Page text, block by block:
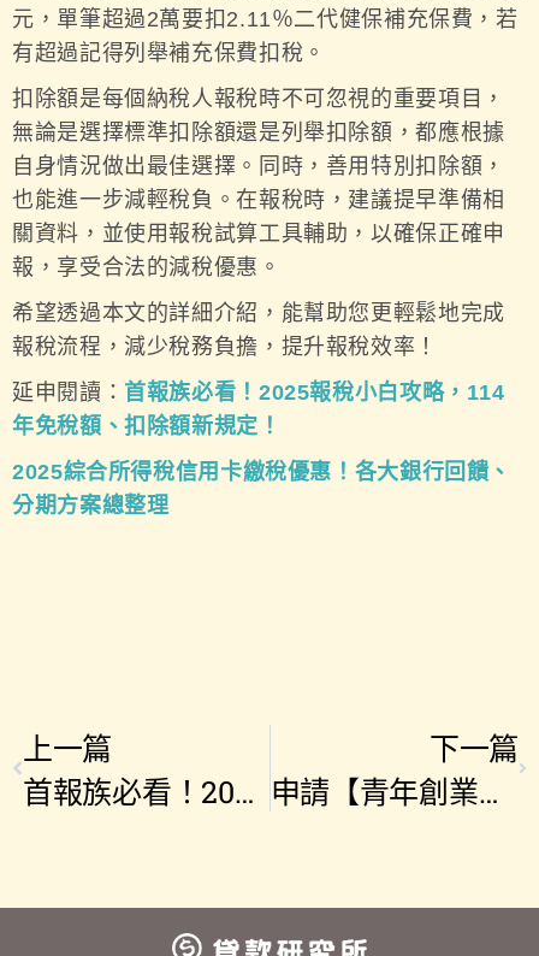
元，單筆超過2萬要扣2.11％二代健保補充保費，若
有超過記得列舉補充保費扣稅。
扣除額是每個納稅人報稅時不可忽視的重要項目，
無論是選擇標準扣除額還是列舉扣除額，都應根據
自身情況做出最佳選擇。同時，善用特別扣除額，
也能進一步減輕稅負。在報稅時，建議提早準備相
關資料，並使用報稅試算工具輔助，以確保正確申
報，享受合法的減稅優惠。
希望透過本文的詳細介紹，能幫助您更輕鬆地完成
報稅流程，減少稅務負擔，提升報稅效率！
延申閱讀： 首報族必看！2025報稅小白攻略，114
年免稅額、扣除額新規定！
2025綜合所得稅信用卡繳稅優惠！各大銀行回饋、
分期方案總整理
上一篇
首報族必看！2025報稅小白攻略，114年免稅額、扣除額新規定!
下一篇
申請【青年創業貸款】前，你一定要知道的5個條件才能增加成功率！(含申貸流程)